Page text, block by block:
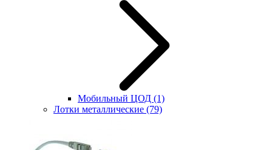
Мобильный ЦОД (1)
Лотки металлические (79)